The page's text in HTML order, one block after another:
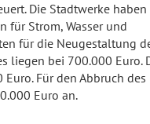
Die Stadtwerke
für Strom, Wasser und
für die Neugestaltung
liegen bei 700.000 Euro.
Für den Abbruch des
Euro an.